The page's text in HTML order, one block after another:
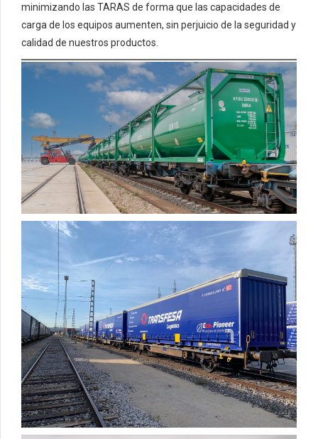
minimizando las TARAS de forma que las capacidades de
carga de los equipos aumenten, sin perjuicio de la seguridad y
calidad de nuestros productos.